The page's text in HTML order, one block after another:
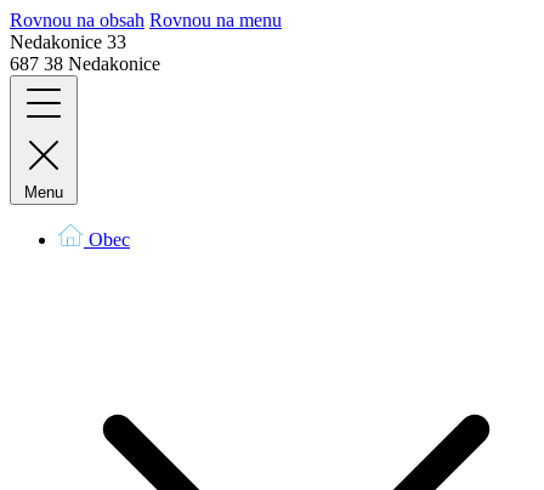
Rovnou na obsah Rovnou na menu
Nedakonice 33
687 38 Nedakonice
Menu
Obec